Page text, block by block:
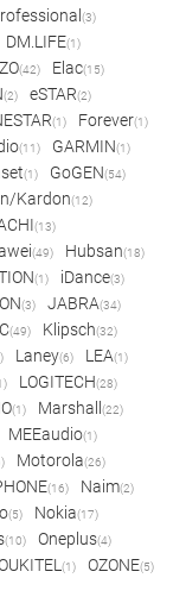
(3)
DM.LIFE(1)
(42) Elac(15)
(2) eSTAR(2)
(1) Forever(1)
(11) GARMIN(1)
(1) GoGEN(54)
Kardon(12)
(13)
(49) Hubsan(18)
(1) iDance(3)
(3) JABRA(34)
(49) Klipsch(32)
Laney(6) LEA(1)
LOGITECH(28)
(1) Marshall (22)
MEEaudio(1)
Motorola(26)
(16) Naim(2)
(5) Nokia(17)
(10) Oneplus(4)
(1) OZONE(5)